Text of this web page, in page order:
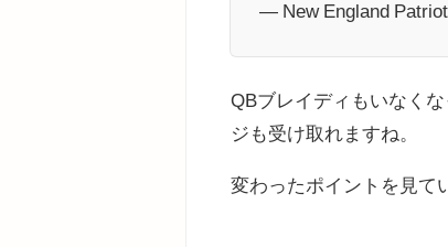
— New England
QBブレイディもいなく
ジも受け取れますね。
変わったポイントを見て